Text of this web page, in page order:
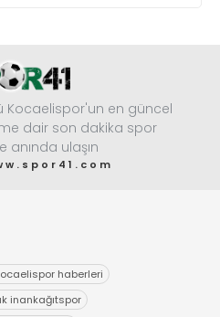
Kocaelispor'un en güncel
dair son dakika spor
anında ulaşın
haberleri
inankağıtspor